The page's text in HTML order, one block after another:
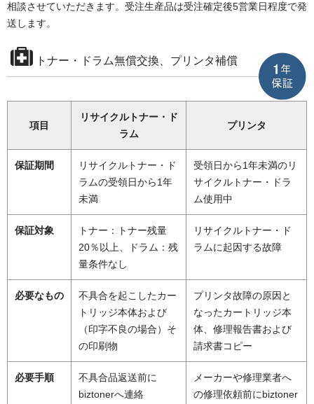
相談させていただきます。受注生産品は受注確定後5営業日程度で発
送します。
トナー・ドラム無償交換、プリンタ補償
項目
リサイクルトナー・ド
ラム
プリンタ
保証期間
リサイクルトナー・ド
ラムの受領日から1年
未満
受領日から1年未満のリ
サイクルトナー・ドラ
ム使用中
保証対象
トナー：トナー残量
20％以上、ドラム：残
量条件なし
リサイクルトナー・ド
ラムに起因する故障
必要なもの
不具合を起こしたカー
トリッジ本体および
（印字不良の場合）そ
の印刷物
プリンタ故障の原因と
なったカートリッジ本
体、修理報告書および
請求書コピー
必要手順
不具合品返送前に
biztonerへ連絡
メーカーや修理業者へ
の修理依頼前にbiztoner